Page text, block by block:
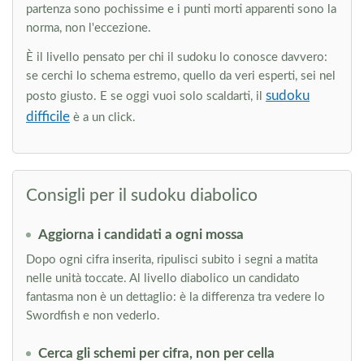
partenza sono pochissime e i punti morti apparenti sono la
norma, non l'eccezione.
È il livello pensato per chi il sudoku lo conosce davvero:
se cerchi lo schema estremo, quello da veri esperti, sei nel
posto giusto. E se oggi vuoi solo scaldarti, il sudoku
difficile è a un click.
Consigli per il sudoku diabolico
Aggiorna i candidati a ogni mossa
Dopo ogni cifra inserita, ripulisci subito i segni a matita
nelle unità toccate. Al livello diabolico un candidato
fantasma non è un dettaglio: è la differenza tra vedere lo
Swordfish e non vederlo.
Cerca gli schemi per cifra, non per cella